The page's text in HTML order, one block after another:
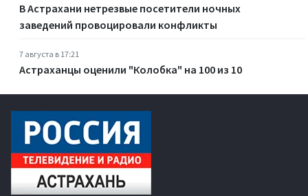
В Астрахани нетрезвые посетители ночных
заведений провоцировали конфликты
7 августа в 17:21
Астраханцы оценили "Колобка" на 100 из 10